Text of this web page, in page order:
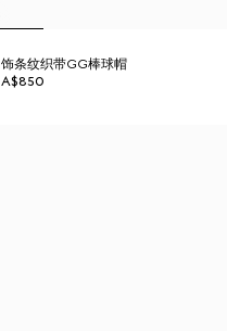
饰条纹织带GG棒球帽
A$850